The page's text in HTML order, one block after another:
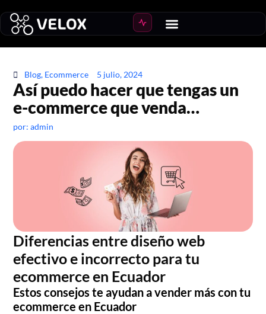
Blog, Ecommerce 5 julio, 2024
Así puedo hacer que tengas un
e-commerce que venda…
por: admin
Diferencias entre diseño web
efectivo e incorrecto para tu
ecommerce en Ecuador
Estos consejos te ayudan a vender más con tu
ecommerce en Ecuador